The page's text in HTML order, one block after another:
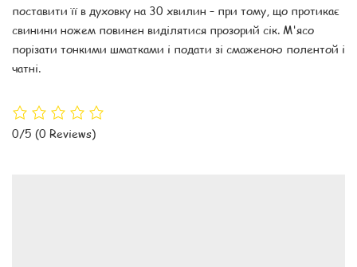
поставити її в духовку на 30 хвилин – при тому, що протикає
свинини ножем повинен виділятися прозорий сік. М'ясо
порізати тонкими шматками і подати зі смаженою полентой і
чатні.
0/5 (0 Reviews)